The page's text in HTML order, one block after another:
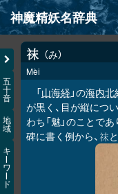
神魔精妖名辞典
NEWS
INFO
文献
検索
五
十
音
地
域
キ
ワ
ド
𥘯 み
Mèi
「山海経 」の海内北
が黒く、目が縦につ
わち「魅」のことであ
碑に書く例から、 𥘯